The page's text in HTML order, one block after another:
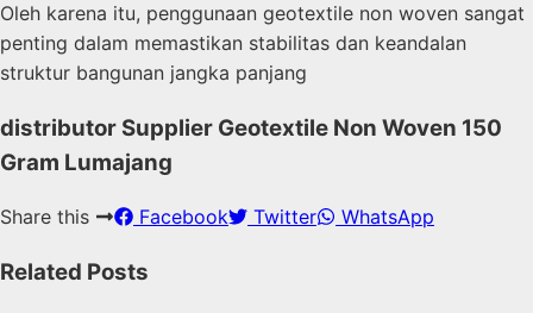
Oleh karena itu, penggunaan geotextile non woven sangat
penting dalam memastikan stabilitas dan keandalan
struktur bangunan jangka panjang
distributor Supplier Geotextile Non Woven 150
Gram Lumajang
Share this Facebook Twitter WhatsApp
Related Posts